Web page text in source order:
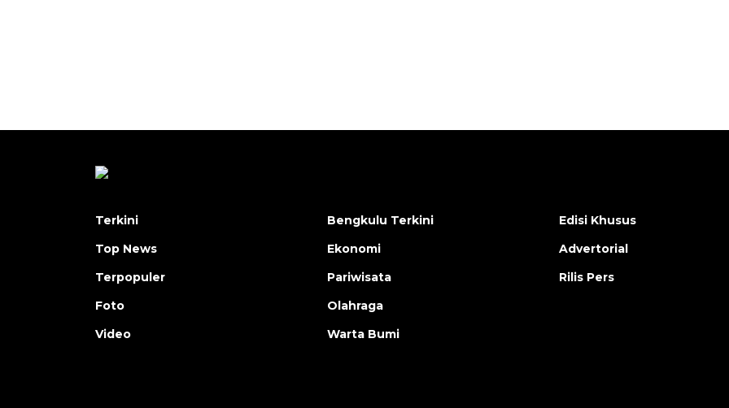
Terkini
Top News
Terpopuler
Foto
Video
Bengkulu Terkini
Ekonomi
Pariwisata
Olahraga
Warta Bumi
Edisi Khusus
Advertorial
Rilis Pers